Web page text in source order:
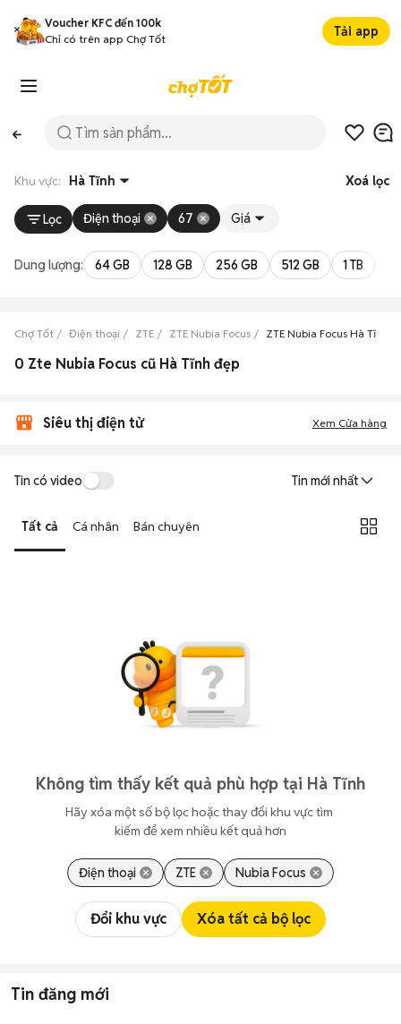
Voucher KFC đến 100k
Chỉ có trên app Chợ Tốt
Tải app
Khu vực: Hà Tĩnh Xoá lọc
Lọc Điện thoại 67 Giá
Dung lượng: 64 GB 128 GB 256 GB 512 GB 1 TB
Chợ Tốt Điện thoại ZTE ZTE Nubia Focus ZTE Nubia Focus Hà Tĩnh
0 Zte Nubia Focus cũ Hà Tĩnh đẹp
Siêu thị điện tử Xem Cửa hàng
Tin có video Tin mới nhất
Tất cả Cá nhân Bán chuyên
Không tìm thấy kết quả phù hợp tại Hà Tĩnh
Hãy xóa một số bộ lọc hoặc thay đổi khu vực tìm
kiếm để xem nhiều kết quả hơn
Điện thoại ZTE Nubia Focus
Đổi khu vực Xóa tất cả bộ lọc
Tin đăng mới